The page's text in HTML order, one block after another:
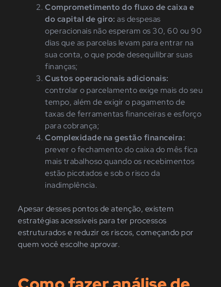
Comprometimento do fluxo de caixa e
do capital de giro: as despesas
operacionais não esperam os 30, 60 ou 90
dias que as parcelas levam para entrar na
sua conta, o que pode desequilibrar suas
finanças;
Custos operacionais adicionais:
controlar o parcelamento exige mais do seu
tempo, além de exigir o pagamento de
taxas de ferramentas financeiras e esforço
para cobrança;
Complexidade na gestão financeira:
prever o fechamento do caixa do mês fica
mais trabalhoso quando os recebimentos
estão picotados e sob o risco da
inadimplência.
Apesar desses pontos de atenção, existem
estratégias acessíveis para ter processos
estruturados e reduzir os riscos, começando por
quem você escolhe aprovar.